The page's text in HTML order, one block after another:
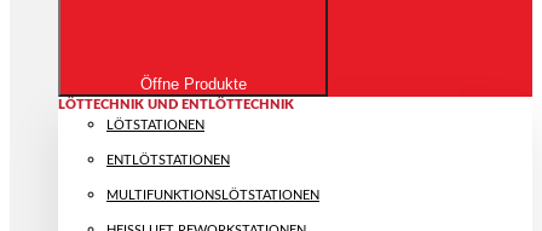
Öffne Produkte
LÖTTECHNIK UND ENTLÖTTECHNIK
LÖTSTATIONEN
ENTLÖTSTATIONEN
MULTIFUNKTIONS­LÖTSTATIONEN